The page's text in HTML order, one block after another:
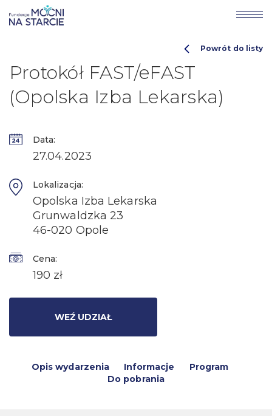
Protokół FAST/eFAST
(Opolska Izba Lekarska)
Powrót do listy
Data:
27.04.2023
Lokalizacja:
Opolska Izba Lekarska
Grunwaldzka 23
46-020 Opole
Cena:
190 zł
WEŹ UDZIAŁ
Opis wydarzenia Informacje
Program
Do pobrania